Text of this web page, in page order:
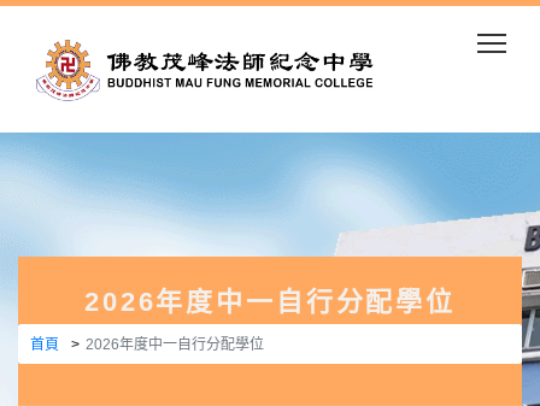
2026年度中一自行分配學位
首頁 2026年度中一自行分配學位